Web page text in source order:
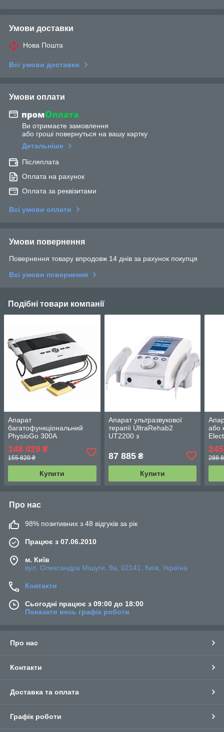
Умови доставки
Нова Пошта
Всі умови доставки
Умови оплати
Ви отримаєте замовлення
або гроші повернуться на вашу картку
Детальніше
Післяплата
Оплата на рахунок
Оплата за реквізитами
Всі умови оплати
Умови повернення
Повернення товару впродовж 14 днів за рахунок покупця
Всі умови повернення
Подібні товари компанії
Апарат
багатофункціональний
PhysioGo 300A
функціями електротерапії,
ультразвукової і
комбінованої терапії
148 029 ₴
155 820 ₴
Купити
Апарат ультразвукової
терапії UltraRehab2
UT2200 з
1 см2
87 885₴
Купити
або
288
Про нас
98% позитивних з 48 відгуків за рік
Працює з 07.06.2010
м. Київ
вул. Олександра Мішуги, 9а, 02141, Київ, Україна
Контакти
Сьогодні працює з 09:00 до 18:00
Показати весь графік роботи
Про нас
Контакти
Доставка та оплата
Графік роботи